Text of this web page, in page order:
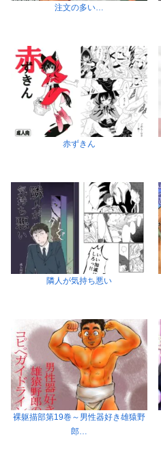
注文の多い…
赤ずきん
隣人が気持ち悪い
裸躯描部第19巻～男性器好き雄猿野
郎…